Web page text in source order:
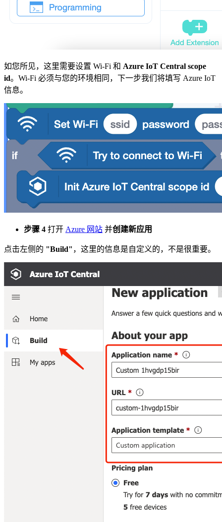
如您所见，这里需要设置 Wi-Fi 和 Azure IoT Central scope
id。Wi-Fi 必须与您的环境相同，下一步我们将填写 Azure IoT
信息。
步骤 4 打开 Azure 网站 并创建新应用
点击左侧的 "Build" ，这里的信息是自定义的，不是很重要。